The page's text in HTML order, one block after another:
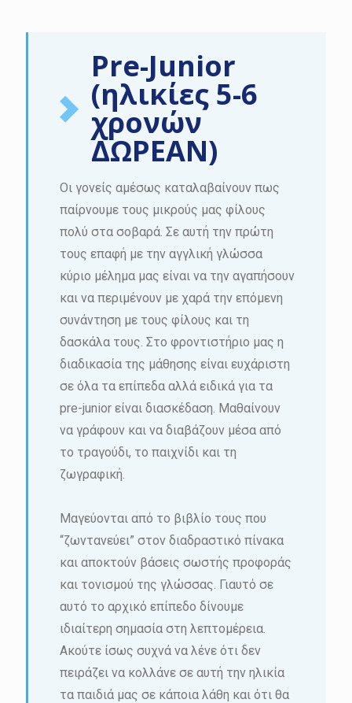
Pre-Junior
(ηλικίες 5-6
χρονών
ΔΩΡΕΑΝ)
Οι γονείς αμέσως καταλαβαίνουν πως
παίρνουμε τους μικρούς μας φίλους
πολύ στα σοβαρά. Σε αυτή την πρώτη
τους επαφή με την αγγλική γλώσσα
κύριο μέλημα μας είναι να την αγαπήσουν
και να περιμένουν με χαρά την επόμενη
συνάντηση με τους φίλους και τη
δασκάλα τους. Στο φροντιστήριο μας η
διαδικασία της μάθησης είναι ευχάριστη
σε όλα τα επίπεδα αλλά ειδικά για τα
pre-junior είναι διασκέδαση. Μαθαίνουν
να γράφουν και να διαβάζουν μέσα από
το τραγούδι, το παιχνίδι και τη
ζωγραφική.
Μαγεύονται από το βιβλίο τους που
“ζωντανεύει” στον διαδραστικό πίνακα
και αποκτούν βάσεις σωστής προφοράς
και τονισμού της γλώσσας. Γιαυτό σε
αυτό το αρχικό επίπεδο δίνουμε
ιδιαίτερη σημασία στη λεπτομέρεια.
Ακούτε ίσως συχνά να λένε ότι δεν
πειράζει να κολλάνε σε αυτή την ηλικία
τα παιδιά μας σε κάποια λάθη και ότι θα